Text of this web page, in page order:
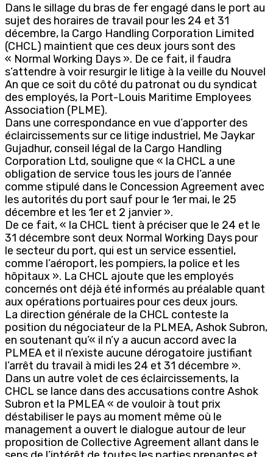
Dans le sillage du bras de fer engagé dans le port au
sujet des horaires de travail pour les 24 et 31
décembre, la Cargo Handling Corporation Limited
(CHCL) maintient que ces deux jours sont des
« Normal Working Days ». De ce fait, il faudra
s’attendre à voir resurgir le litige à la veille du Nouvel
An que ce soit du côté du patronat ou du syndicat
des employés, la Port-Louis Maritime Employees
Association (PLME).
Dans une correspondance en vue d’apporter des
éclaircissements sur ce litige industriel, Me Jaykar
Gujadhur, conseil légal de la Cargo Handling
Corporation Ltd, souligne que « la CHCL a une
obligation de service tous les jours de l’année
comme stipulé dans le Concession Agreement avec
les autorités du port sauf pour le 1er mai, le 25
décembre et les 1er et 2 janvier ».
De ce fait, « la CHCL tient à préciser que le 24 et le
31 décembre sont deux Normal Working Days pour
le secteur du port, qui est un service essentiel,
comme l’aéroport, les pompiers, la police et les
hôpitaux ». La CHCL ajoute que les employés
concernés ont déjà été informés au préalable quant
aux opérations portuaires pour ces deux jours.
La direction générale de la CHCL conteste la
position du négociateur de la PLMEA, Ashok Subron,
en soutenant qu’« il n’y a aucun accord avec la
PLMEA et il n’existe aucune dérogatoire justifiant
l’arrêt du travail à midi les 24 et 31 décembre ».
Dans un autre volet de ces éclaircissements, la
CHCL se lance dans des accusations contre Ashok
Subron et la PMLEA « de vouloir à tout prix
déstabiliser le pays au moment même où le
management a ouvert le dialogue autour de leur
proposition de Collective Agreement allant dans le